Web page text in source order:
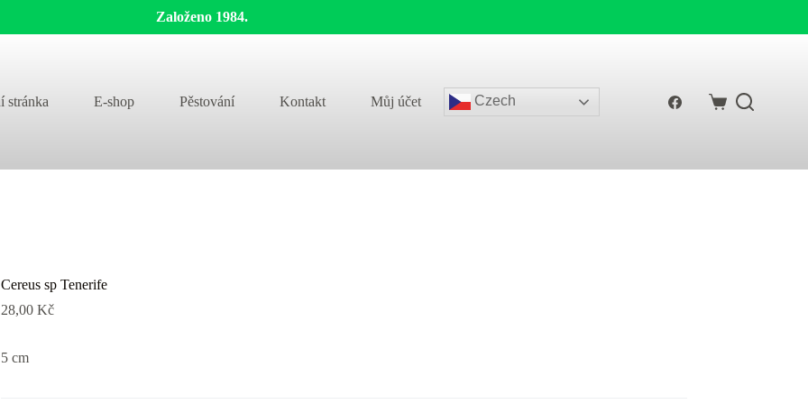
Založeno 1984.
stránka E-shop Pěstování Kontakt Můj účet Czech
Shopping
Cereus sp Tenerife
28,00Kč
5 cm